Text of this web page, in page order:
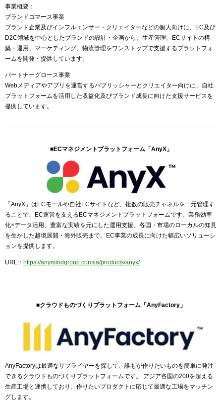
事業概要：
ブランドコマース事業
ブランド企業及びインフルエンサー・クリエイターなどの個人向けに、EC及び
D2C領域を中心としたブランドの設計・企画から、生産管理、ECサイトの構
築・運用、マーケティング、物流管理をワンストップで支援するプラットフォ
ームを開発・提供しています。
パートナーグロース事業
Webメディアやアプリを運営するパブリッシャーとクリエイター向けに、自社
プラットフォームを活用した収益化及びブランド成長に向けた支援サービスを
提供しています。
■ECマネジメントプラットフォーム「AnyX」
「AnyX」はECモールや自社ECサイトなど、複数の販売チャネルを一元管理す
ることで、EC運営を支えるECマネジメントプラットフォームです。業務効率
化×データ活用、豊富な実績を元にした運用支援、各国・市場のローカルの知見
を生かした越境展開・海外販売まで、EC事業の成長に向けた幅広いソリューシ
ョンを提供します。
URL： https://anymindgroup.com/ja/products/anyx/
■クラウドものづくりプラットフォーム「AnyFactory」
AnyFactoryは最適なサプライヤーを探して、誰もが作りたいものを簡単に発注
できるクラウドものづくりプラットフォームです。 アジア各国の200を超える
生産工場と連携しており、作りたいプロダクトに応じて最適な工場をマッチン
グします。